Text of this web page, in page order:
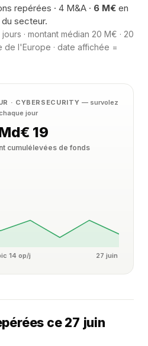
repérées · 4 M&A · 6 M€ en
secteur.
· montant médian 20 M€ · 20
de l'Europe · date affichée =
· CYBERSECURITY— survolez
jour
cumulé
19
levées de fonds
14 op/j 27 juin
ce 27 juin